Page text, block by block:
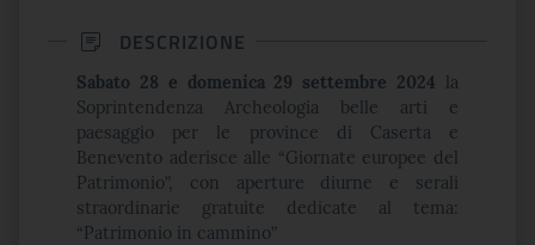
DESCRIZIONE
Sabato 28 e domenica 29 settembre 2024 la
Soprintendenza Archeologia belle arti e
paesaggio per le province di Caserta e
Benevento aderisce alle “Giornate europee del
Patrimonio”, con aperture diurne e serali
straordinarie gratuite dedicate al tema:
“Patrimonio in cammino”